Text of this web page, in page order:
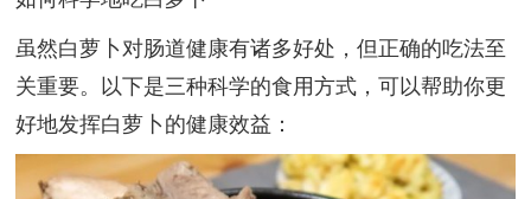
虽然白萝卜对肠道健康有诸多好处，但正确的吃法至
关重要。以下是三种科学的食用方式，可以帮助你更
好地发挥白萝卜的健康效益：